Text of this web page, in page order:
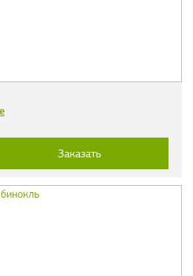
Заказать